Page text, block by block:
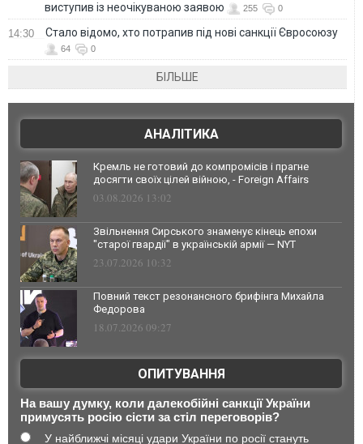
виступив із неочікуваною заявою
255 0
14:30 Стало відомо, хто потрапив під нові санкції Євросоюзу
64 0
БІЛЬШЕ
АНАЛІТИКА
Кремль не готовий до компромісів і прагне
досягти своїх цілей війною, - Foreign Affairs
03.08.2026 13:02
Звільнення Сирського знаменує кінець епохи
"старої гвардії" в українській армії — NYT
23.07.2026 10:32
Повний текст резонансного брифінга Михайла
Федорова
18.07.2026 09:27
ОПИТУВАННЯ
На вашу думку, коли далекобійні санкції України
примусять росію сісти за стіл переговорів?
У найближчі місяці удари України по росії стануть